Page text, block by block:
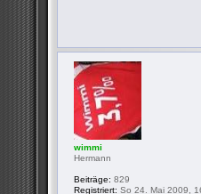
wimmi
Hermann
Beiträge: 829
Registriert: So 24. Mai 2009,